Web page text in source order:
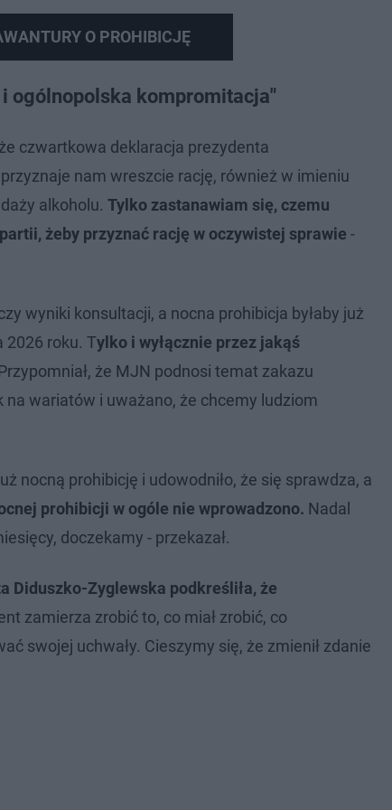
O PROHIBICJĘ
i ogólnopolska kompromitacja"
czwartkowa deklaracja prezydenta
nam wreszcie rację, również w imieniu
alkoholu. Tylko zastanawiam się, czemu
żeby przyznać rację w oczywistej sprawie -
wyniki konsultacji, a nocna prohibicja byłaby już
2026 roku. Tylko i wyłącznie przez jakąś
że MJN podnosi temat zakazu
na wariatów i uważano, że chcemy ludziom
nocną prohibicję i udowodniło, że się sprawdza, a
prohibicji w ogóle nie wprowadzono. Nadal
doczekamy - przekazał.
Diduszko-Zyglewska podkreśliła, że
zamierza zrobić to, co miał zrobić, co
swojej uchwały. Cieszymy się, że zmienił zdanie